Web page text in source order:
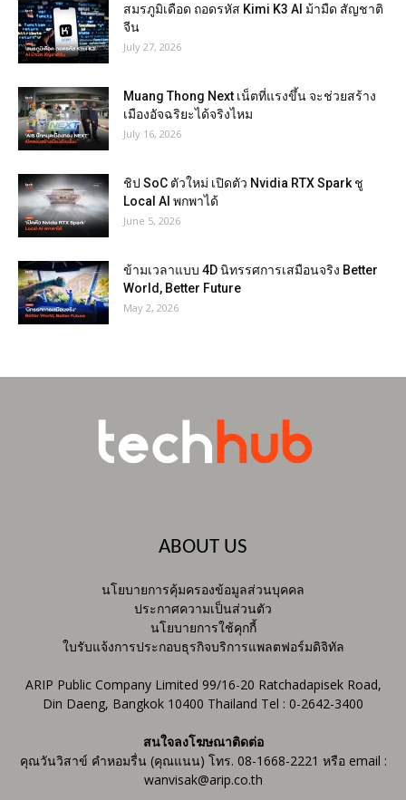
สมรภูมิเดือด ถอดรหัส Kimi K3 AI ม้ามืด สัญชาติ
จีน
July 27, 2026
Muang Thong Next เน็ตที่แรงขึ้น จะช่วยสร้าง
เมืองอัจฉริยะได้จริงไหม
July 16, 2026
ชิป SoC ตัวใหม่ เปิดตัว Nvidia RTX Spark ชู
Local AI พกพาได้
June 5, 2026
ข้ามเวลาแบบ 4D นิทรรศการเสมือนจริง Better
World, Better Future
May 2, 2026
ABOUT US
นโยบายการคุ้มครองข้อมูลส่วนบุคคล
ประกาศความเป็นส่วนตัว
นโยบายการใช้คุกกี้
ใบรับแจ้งการประกอบธุรกิจบริการแพลตฟอร์มดิจิทัล
ARIP Public Company Limited 99/16-20 Ratchadapisek Road,
Din Daeng, Bangkok 10400 Thailand Tel : 0-2642-3400
สนใจลงโฆษณาติดต่อ
คุณวันวิสาข์ คำหอมรื่น (คุณแนน) โทร. 08-1668-2221 หรือ email :
wanvisak@arip.co.th